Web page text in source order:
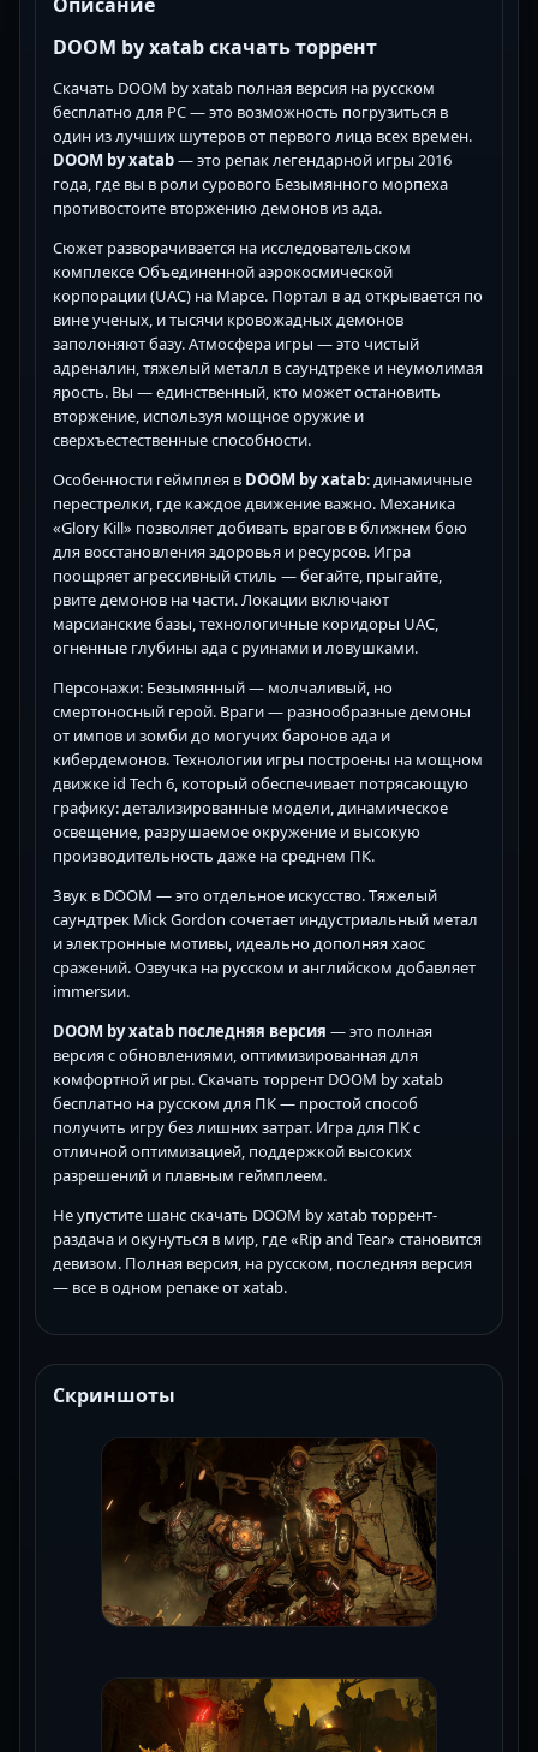
DOOM by xatab скачать торрент
Скачать DOOM by xatab полная версия на русском
бесплатно для PC — это возможность погрузиться в
один из лучших шутеров от первого лица всех времен.
DOOM by xatab— это репак легендарной игры 2016
года, где вы в роли сурового Безымянного морпеха
противостоите вторжению демонов из ада.
Сюжет разворачивается на исследовательском
комплексе Объединенной аэрокосмической
корпорации (UAC) на Марсе. Портал в ад открывается по
вине ученых, и тысячи кровожадных демонов
заполоняют базу. Атмосфера игры — это чистый
адреналин, тяжелый металл в саундтреке и неумолимая
ярость. Вы — единственный, кто может остановить
вторжение, используя мощное оружие и
сверхъестественные способности.
Особенности геймплея в DOOM by xatab: динамичные
перестрелки, где каждое движение важно. Механика
«Glory Kill» позволяет добивать врагов в ближнем бою
для восстановления здоровья и ресурсов. Игра
поощряет агрессивный стиль — бегайте, прыгайте,
рвите демонов на части. Локации включают
марсианские базы, технологичные коридоры UAC,
огненные глубины ада с руинами и ловушками.
Персонажи: Безымянный — молчаливый, но
смертоносный герой. Враги — разнообразные демоны
от импов и зомби до могучих баронов ада и
кибердемонов. Технологии игры построены на мощном
движке id Tech 6, который обеспечивает потрясающую
графику: детализированные модели, динамическое
освещение, разрушаемое окружение и высокую
производительность даже на среднем ПК.
Звук в DOOM — это отдельное искусство. Тяжелый
саундтрек Mick Gordon сочетает индустриальный метал
и электронные мотивы, идеально дополняя хаос
сражений. Озвучка на русском и английском добавляет
immersии.
DOOM by xatab последняя версия — это полная
версия с обновлениями, оптимизированная для
комфортной игры. Скачать торрент DOOM by xatab
бесплатно на русском для ПК — простой способ
получить игру без лишних затрат. Игра для ПК с
отличной оптимизацией, поддержкой высоких
разрешений и плавным геймплеем.
Не упустите шанс скачать DOOM by xatab торрент-
раздача и окунуться в мир, где «Rip and Tear» становится
девизом. Полная версия, на русском, последняя версия
— все в одном репаке от xatab.
Скриншоты